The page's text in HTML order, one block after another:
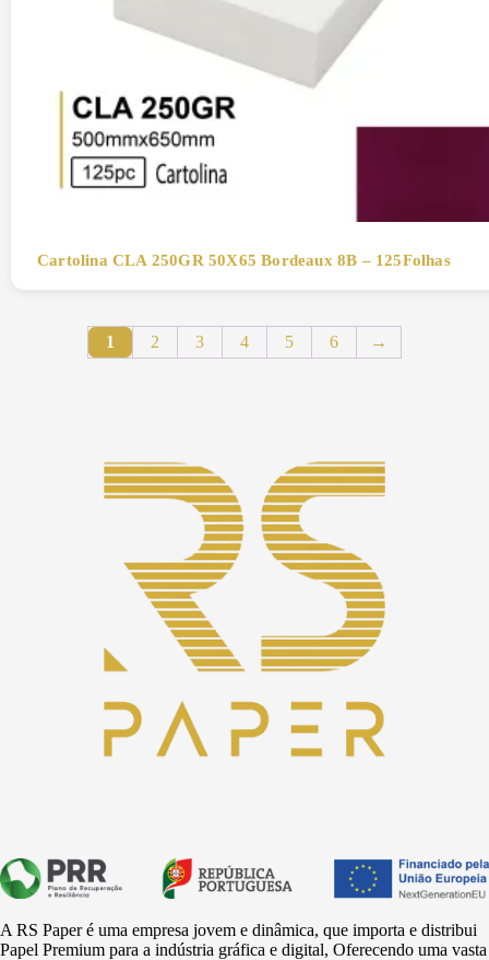
Cartolina CLA 250GR 50X65 Bordeaux 8B – 125Folhas
1 2 3 4 5 6 →
A RS Paper é uma empresa jovem e dinâmica, que importa e distribui
Papel Premium para a indústria gráfica e digital, Oferecendo uma vasta